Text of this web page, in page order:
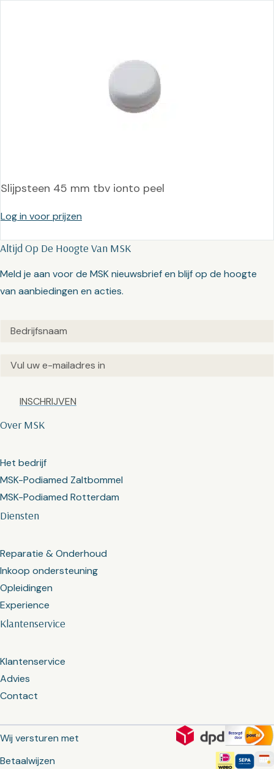
Slijpsteen 45 mm tbv ionto peel
Log in voor prijzen
Klantenservice
Klantenservice
Advies
Contact
Diensten
Reparatie & Onderhoud
Inkoop ondersteuning
Opleidingen
Experience
Over MSK
Het bedrijf
MSK-Podiamed Zaltbommel
MSK-Podiamed Rotterdam
Altijd Op De Hoogte Van MSK
Meld je aan voor de MSK nieuwsbrief en blijf op de hoogte
van aanbiedingen en acties.
Untitled(Vereist)
Email(Vereist)
Captcha
Wij versturen met
Betaalwijzen